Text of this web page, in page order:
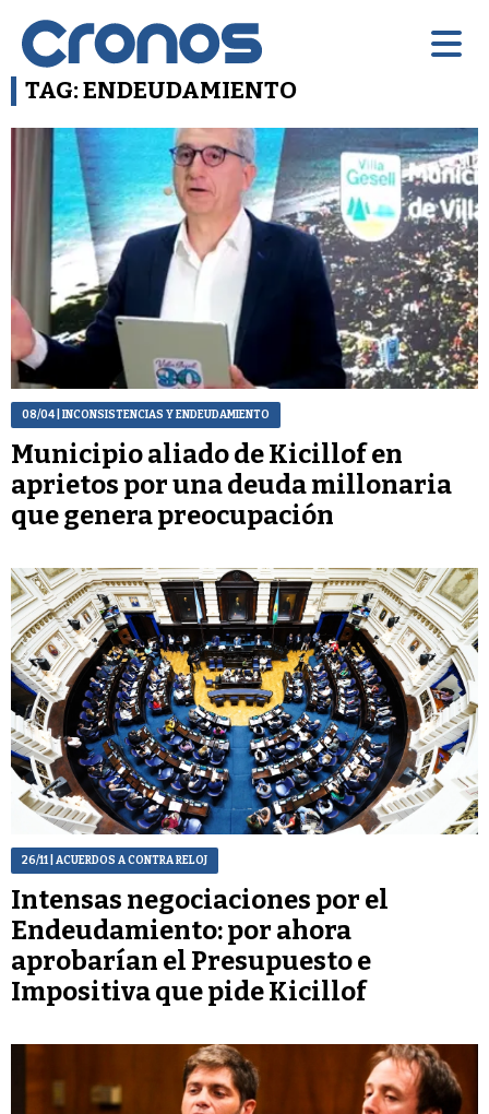
TAG: ENDEUDAMIENTO
08/04| INCONSISTENCIAS Y ENDEUDAMIENTO
Municipio aliado de Kicillof en
aprietos por una deuda millonaria
que genera preocupación
26/11| ACUERDOS A CONTRA RELOJ
Intensas negociaciones por el
Endeudamiento: por ahora
aprobarían el Presupuesto e
Impositiva que pide Kicillof